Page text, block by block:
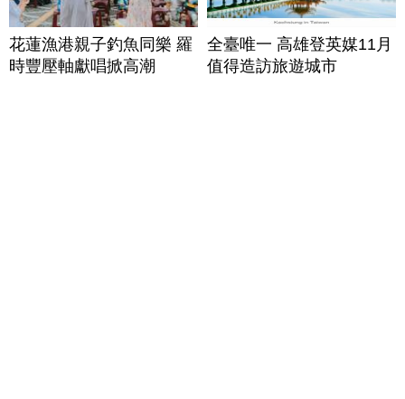
花蓮漁港親子釣魚同樂 羅
時豐壓軸獻唱掀高潮
全臺唯一 高雄登英媒11月
值得造訪旅遊城市